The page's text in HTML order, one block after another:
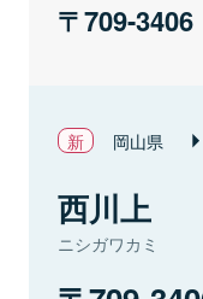
709-3406
岡山県
西川上
ニシガワカミ